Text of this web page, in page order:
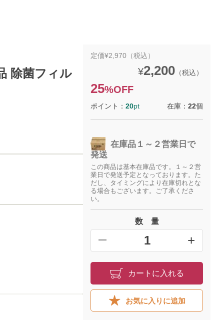
除菌フィル
定価¥2,970（税込）
¥2,200 （税込）
25%OFF
ポイント：20pt 在庫：22個
在庫品１～２営業日で
発送
この商品は基本在庫品です。１～２営
業日で発送予定となっております。た
だし、タイミングにより在庫切れとな
る場合もございます。ご了承くださ
い。
数 量
━ +
カートに入れる
お気に入りに追加